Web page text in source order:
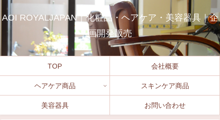
AOI ROYALJAPAN｜化粧品・ヘアケア・美容器具｜企
画開発販売
TOP 会社概要
ヘアケア商品 スキンケア商品
美容器具 お問い合わせ